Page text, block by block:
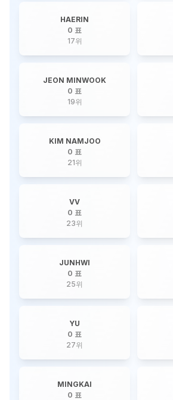
HAERIN
0 표
17위
JEON MINWOOK
0 표
19위
KIM NAMJOO
0 표
21위
VV
0 표
23위
JUNHWI
0 표
25위
YU
0 표
27위
MINGKAI
0 표